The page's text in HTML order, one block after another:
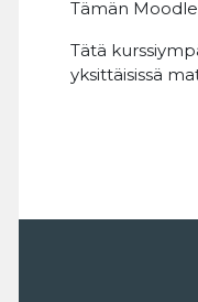
Tämän
Tätä
yksittäisissä